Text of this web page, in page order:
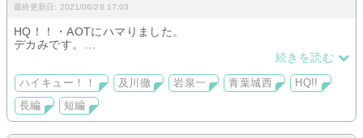
最終更新日: 2021/06/28 17:03
HQ！！・AOTにハマりました。
デカみです。
特に及川さん、岩泉さん、、リヴァイ兵長が好きです。続きを読む
ハイキュー！！ 及川徹 岩泉一 青葉城西
HQ!!
長編
短編